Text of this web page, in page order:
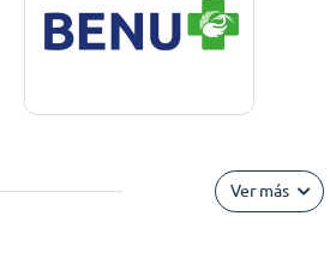
Ver más